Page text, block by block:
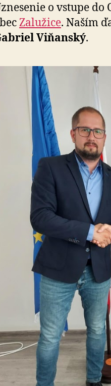
o vstupe
Zalužice. Naším
Viňanský.